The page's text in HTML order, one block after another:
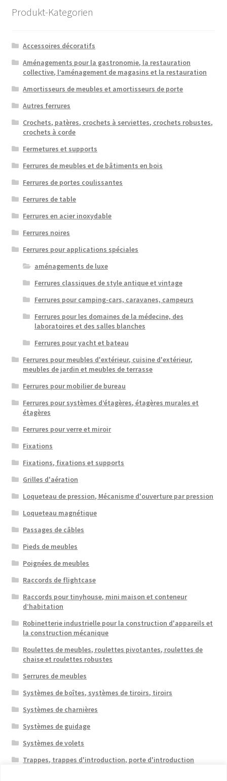
Produkt-Kategorien
Accessoires décoratifs
Aménagements pour la gastronomie, la restauration
collective, l’aménagement de magasins et la restauration
Amortisseurs de meubles et amortisseurs de porte
Autres ferrures
Crochets, patères, crochets à serviettes, crochets robustes,
crochets à corde
Fermetures et supports
Ferrures de meubles et de bâtiments en bois
Ferrures de portes coulissantes
Ferrures de table
Ferrures en acier inoxydable
Ferrures noires
Ferrures pour applications spéciales
aménagements de luxe
Ferrures classiques de style antique et vintage
Ferrures pour camping-cars, caravanes, campeurs
Ferrures pour les domaines de la médecine, des
laboratoires et des salles blanches
Ferrures pour yacht et bateau
Ferrures pour meubles d'extérieur, cuisine d'extérieur,
meubles de jardin et meubles de terrasse
Ferrures pour mobilier de bureau
Ferrures pour systèmes d’étagères, étagères murales et
étagères
Ferrures pour verre et miroir
Fixations
Fixations, fixations et supports
Grilles d'aération
Loqueteau de pression, Mécanisme d'ouverture par pression
Loqueteau magnétique
Passages de câbles
Pieds de meubles
Poignées de meubles
Raccords de flightcase
Raccords pour tinyhouse, mini maison et conteneur
d’habitation
Robinetterie industrielle pour la construction d'appareils et
la construction mécanique
Roulettes de meubles, roulettes pivotantes, roulettes de
chaise et roulettes robustes
Serrures de meubles
Systèmes de boîtes, systèmes de tiroirs, tiroirs
Systèmes de charnières
Systèmes de guidage
Systèmes de volets
Trappes, trappes d'introduction, porte d'introduction